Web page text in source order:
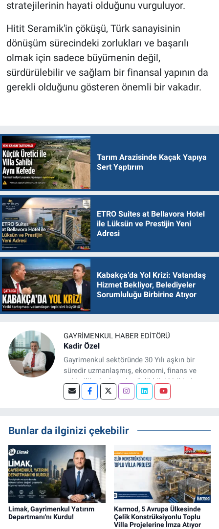
stratejilerinin hayati olduğunu vurguluyor.
Hitit Seramik'in çöküşü, Türk sanayisinin
dönüşüm sürecindeki zorlukları ve başarılı
olmak için sadece büyümenin değil,
sürdürülebilir ve sağlam bir finansal yapının da
gerekli olduğunu gösteren önemli bir vakadır.
Tarım Arazisinde Kaçak Yapıya
Sert Yaptırım
ETRO Suites at Bellavora Hotel
ile Lüksün ve Prestijin Yeni
Adresi
Kabakça’da Yol Krizi: Vatandaş
Hizmet Bekliyor, Belediyeler
Sorumluluğu Birbirine Atıyor
GAYRIMENKUL HABER EDITÖRÜ
Kadir Özel
Gayrimenkul sektöründe 30 Yılı aşkın bir
süredir uzmanlaşmış, ekonomi, finans ve
şehircilik alanlarında güçlü bilgi birikimine
sahip, dijital medya odaklı deneyimli bir
projeleri üzerine haber, analiz ve özel
dosyalar hazırlama konusunda yetkinim.
Bunlar da ilginizi çekebilir
Limak, Gayrimenkul Yatırım
Departmanı'nı Kurdu!
Karmod, 5 Avrupa Ülkesinde
Çelik Konstrüksiyonlu Toplu
Villa Projelerine İmza Atıyor